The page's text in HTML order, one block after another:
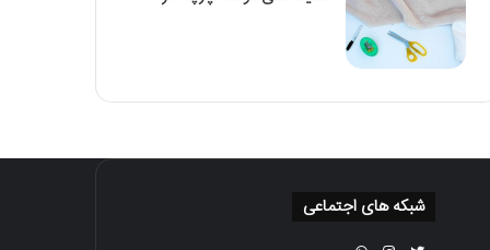
شبکه های اجتماعی